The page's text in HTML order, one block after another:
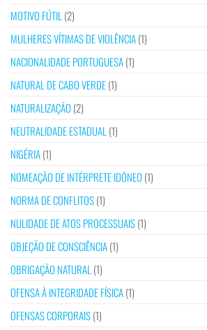
MOTIVO FÚTIL (2)
MULHERES VÍTIMAS DE VIOLÊNCIA(1)
NACIONALIDADE PORTUGUESA(1)
NATURAL DE CABO VERDE(1)
NATURALIZAÇÃO (2)
NEUTRALIDADE ESTADUAL (1)
NIGÉRIA(1)
NOMEAÇÃO DE INTÉRPRETE IDÓNEO (1)
NORMA DE CONFLITOS(1)
NULIDADE DE ATOS PROCESSUAIS(1)
OBJEÇÃO DE CONSCIÊNCIA(1)
OBRIGAÇÃO NATURAL (1)
OFENSA À INTEGRIDADE FÍSICA(1)
OFENSAS CORPORAIS(1)